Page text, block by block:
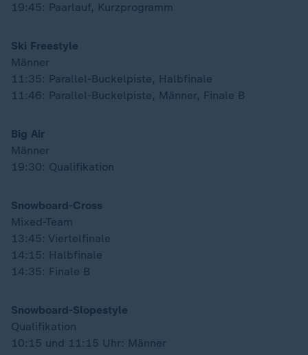
19:45: Paarlauf, Kurzprogramm
Ski Freestyle
Männer
11:35: Parallel-Buckelpiste, Halbfinale
11:46: Parallel-Buckelpiste, Männer, Finale B
Big Air
Männer
19:30: Qualifikation
Snowboard-Cross
Mixed-Team
13:45: Viertelfinale
14:15: Halbfinale
14:35: Finale B
Snowboard-Slopestyle
Qualifikation
10:15 und 11:15 Uhr: Männer